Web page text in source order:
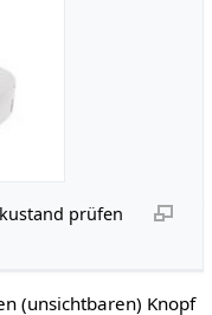
prüfen
(unsichtbaren) Knopf